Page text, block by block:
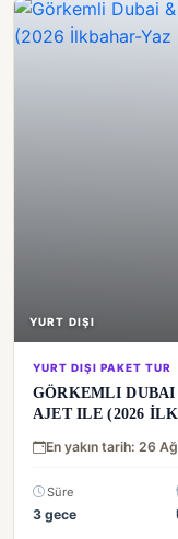
YURT DIŞI
YURT DIŞI PAKET TUR
GÖRKEMLI
AJET ILE (2026
En yakın tarih: 26
Süre
3 gece